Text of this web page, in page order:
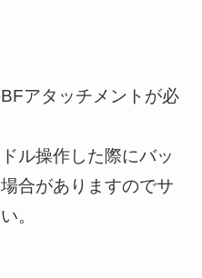
アタッチメントが必
ル操作した際にバッ
合がありますのでサ
。